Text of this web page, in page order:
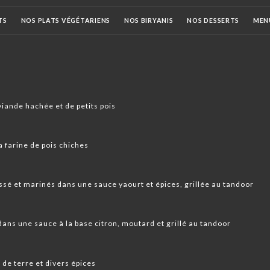
NOS PLATS VÉGÉTARIENS NOS BIRYANIS NOS DESSERTS
hachée et de petits pois
farine de pois chiches
et marinés dans une sauce yaourt et épices, grillée au tandoor
une sauce à la base citron, moutard et grillé au tandoor
terre et divers épices